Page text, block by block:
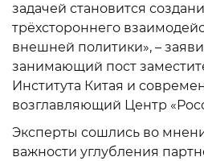
задачей становится
трёхстороннего
внешней политики», –
занимающий пост
Института Китая и
возглавляющий Центр
Эксперты сошлись во
важности углубления